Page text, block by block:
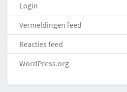
Login
Vermeldingen feed
Reacties feed
WordPress.org